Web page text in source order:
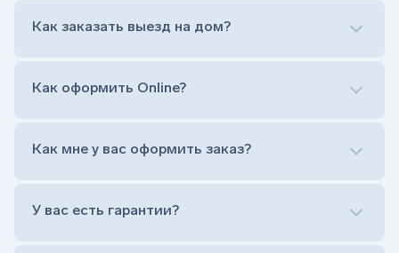
на символ веры или вовсе портрет не рисовать)
прописной)
Как заказать выезд на дом?
Оформить заказ удаленно (online)
Заказать бесплатный выезд менеджера на дом
Как оформить Online?
Оформить заказ удаленно (online)
Заказать бесплатный выезд менеджера на дом
Как мне у вас оформить заказ?
У вас есть гарантии?